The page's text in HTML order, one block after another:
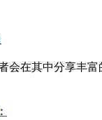
在其中分享丰富